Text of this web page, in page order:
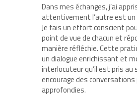
Dans mes échanges, j’ai
attentivement l’autre est
Je fais un effort conscient
point de vue de chacun et
manière réfléchie. Cette
un dialogue enrichissant et
interlocuteur qu’il est pris au
encourage des conversations
approfondies.